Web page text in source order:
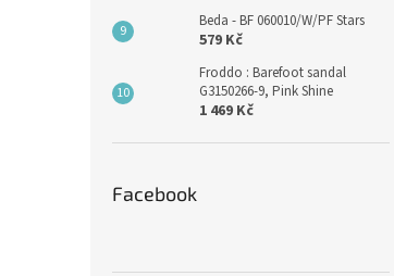
Beda - BF 060010/W/PF Stars
579 Kč
Froddo : Barefoot sandal
G3150266-9, Pink Shine
1 469 Kč
Facebook